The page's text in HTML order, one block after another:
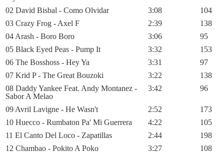
02 David Bisbal - Como Olvidar 3:08
104
03 Crazy Frog - Axel F
2:39
138
04 Arash - Boro Boro
3:06
95
05 Black Eyed Peas - Pump It
3:32
153
06 The Bosshoss - Hey Ya
3:31
97
07 Krid P - The Great Bouzoki
3:22
138
08 Daddy Yankee Feat. Andy Montanez -
Sabor A Melao
3:42 96
09 Avril Lavigne - He Wasn't 2:52
173
10 Huecco - Rumbaton Pa' Mi Guerrera
4:22
105
11 El Canto Del Loco - Zapatillas
2:44
198
12 Chambao - Pokito A Poko
3:27
108